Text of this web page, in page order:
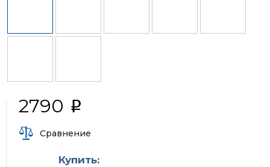
2790 i
Сравнение
Купить: